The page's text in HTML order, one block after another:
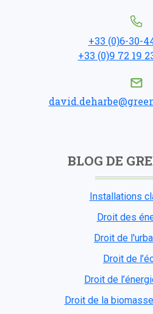
+33 (0)6-30-
+33 (0)9 72 19
BLOG DE
Installations
Droit des
Droit de
Droit de
Droit de
Droit de la